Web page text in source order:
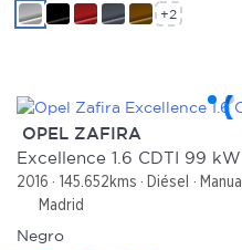
+2
OPEL ZAFIRA
Excellence 1.6 CDTI 99 kW
2016 145.652kms Diésel
Manual
Madrid
Negro